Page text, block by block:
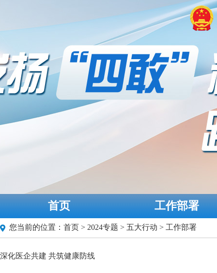
首页 工作部署
您当前的位置： 首页 > 2024专题 > 五大行动 > 工作部署
深化医企共建 共筑健康防线